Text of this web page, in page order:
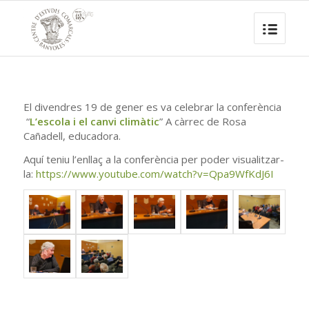
El divendres 19 de gener es va celebrar la conferència
“L’escola i el canvi climàtic” A càrrec de Rosa
Cañadell, educadora.
Aquí teniu l’enllaç a la conferència per poder visualitzar-
la: https://www.youtube.com/watch?v=Qpa9WfKdJ6I